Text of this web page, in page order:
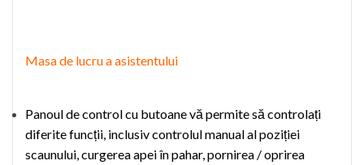
Masa de lucru a asistentului
Panoul de controlcu butoanevă permite să controlați
diferite funcții, inclusiv controlul manual al poziției
scaunului, curgerea apei în pahar, pornirea / oprirea